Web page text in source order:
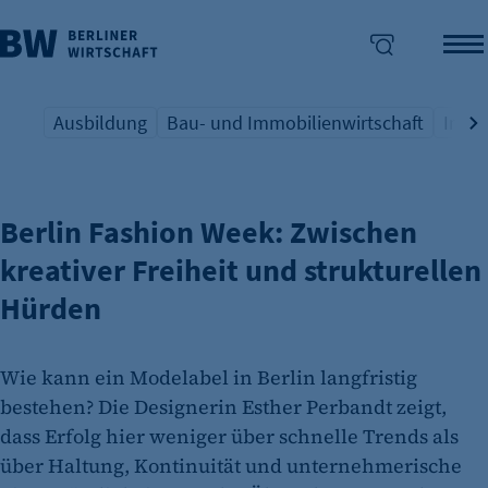
überspringen
Übersicht Schlagwort
Ausbildung
Übersicht Schlagwort
Bau- und Immobilienwirtschaft
MODEBRANCHE IM FOKUS
Berlin Fashion Week: Zwischen
kreativer Freiheit und strukturellen
Hürden
Wie kann ein Modelabel in Berlin langfristig
bestehen? Die Designerin Esther Perbandt zeigt,
dass Erfolg hier weniger über schnelle Trends als
über Haltung, Kontinuität und unternehmerische